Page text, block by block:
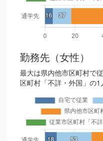
勤務先（女性）
最大は県内他市区町村で
区町村「不詳・外国」の1